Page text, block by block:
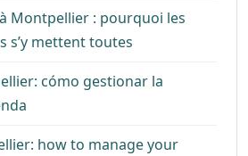
Montpellier : pourquoi les
s’y mettent toutes
cómo gestionar la
how to manage your